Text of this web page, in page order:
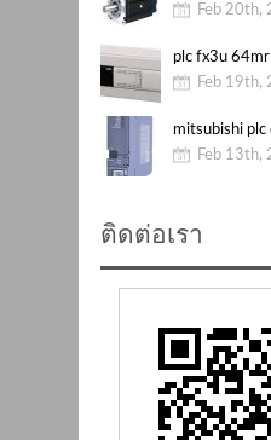
Feb 20th,
plc fx3u
Feb 19th,
mitsubishi
Feb 13th,
ติดต่อเรา